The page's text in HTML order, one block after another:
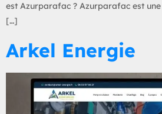
est Azurparafac ? Azurparafac est
[…]
Arkel Energie